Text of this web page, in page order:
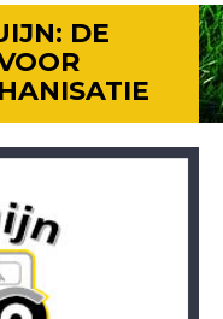
DE